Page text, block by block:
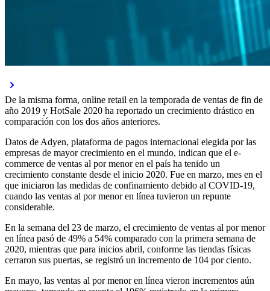
De la misma forma, online retail en la temporada de ventas de fin de
año 2019 y HotSale 2020 ha reportado un crecimiento drástico en
comparación con los dos años anteriores.
Datos de Adyen, plataforma de pagos internacional elegida por las
empresas de mayor crecimiento en el mundo, indican que el e-
commerce de ventas al por menor en el país ha tenido un
crecimiento constante desde el inicio 2020. Fue en marzo, mes en el
que iniciaron las medidas de confinamiento debido al COVID-19,
cuando las ventas al por menor en línea tuvieron un repunte
considerable.
En la semana del 23 de marzo, el crecimiento de ventas al por menor
en línea pasó de 49% a 54% comparado con la primera semana de
2020, mientras que para inicios abril, conforme las tiendas físicas
cerraron sus puertas, se registró un incremento de 104 por ciento.
En mayo, las ventas al por menor en línea vieron incrementos aún